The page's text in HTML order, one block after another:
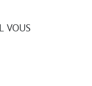
VOUS